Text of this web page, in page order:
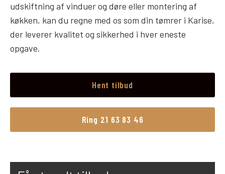
udskiftning af vinduer og døre eller montering af
køkken, kan du regne med os som din tømrer i Karise,
der leverer kvalitet og sikkerhed i hver eneste
opgave.
Hent tilbud
Ring 21 63 83 46